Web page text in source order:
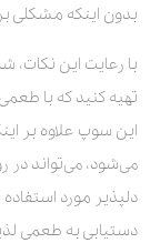
بدون اینکه مشکلی
با رعایت این
تهیه کنید که با
این سوپ علاوه
می‌شود، می‌تواند
دلپذیر مورد
دستیابی به طعمی